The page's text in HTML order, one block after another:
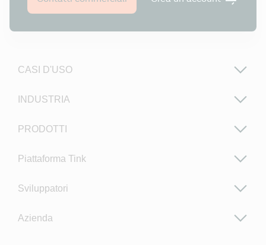
CASI D'USO
INDUSTRIA
PRODOTTI
Piattaforma Tink
Sviluppatori
Azienda